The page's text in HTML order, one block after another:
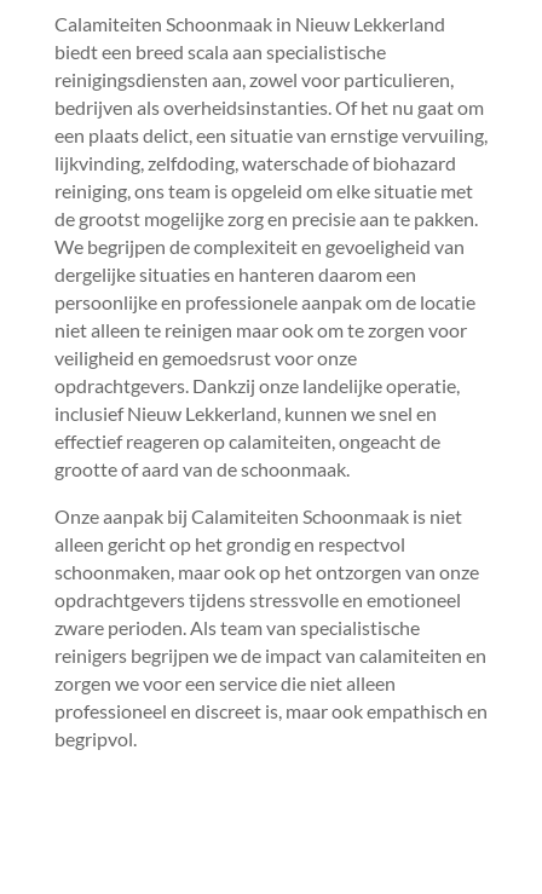
Calamiteiten Schoonmaak in Nieuw Lekkerland
biedt een breed scala aan specialistische
reinigingsdiensten aan, zowel voor particulieren,
bedrijven als overheidsinstanties.​ Of het nu gaat om
een plaats delict, een situatie van ernstige vervuiling,
lijkvinding, zelfdoding, waterschade of biohazard
reiniging, ons team is opgeleid om elke situatie met
de grootst mogelijke zorg en precisie aan te pakken.​
We begrijpen de complexiteit en gevoeligheid van
dergelijke situaties en hanteren daarom een
persoonlijke en professionele aanpak om de locatie
niet alleen te reinigen maar ook om te zorgen voor
veiligheid en gemoedsrust voor onze
opdrachtgevers.​ Dankzij onze landelijke operatie,
inclusief Nieuw Lekkerland, kunnen we snel en
effectief reageren op calamiteiten, ongeacht de
grootte of aard van de schoonmaak.​
Onze aanpak bij Calamiteiten Schoonmaak is niet
alleen gericht op het grondig en respectvol
schoonmaken, maar ook op het ontzorgen van onze
opdrachtgevers tijdens stressvolle en emotioneel
zware perioden.​ Als team van specialistische
reinigers begrijpen we de impact van calamiteiten en
zorgen we voor een service die niet alleen
professioneel en discreet is, maar ook empathisch en
begripvol.​